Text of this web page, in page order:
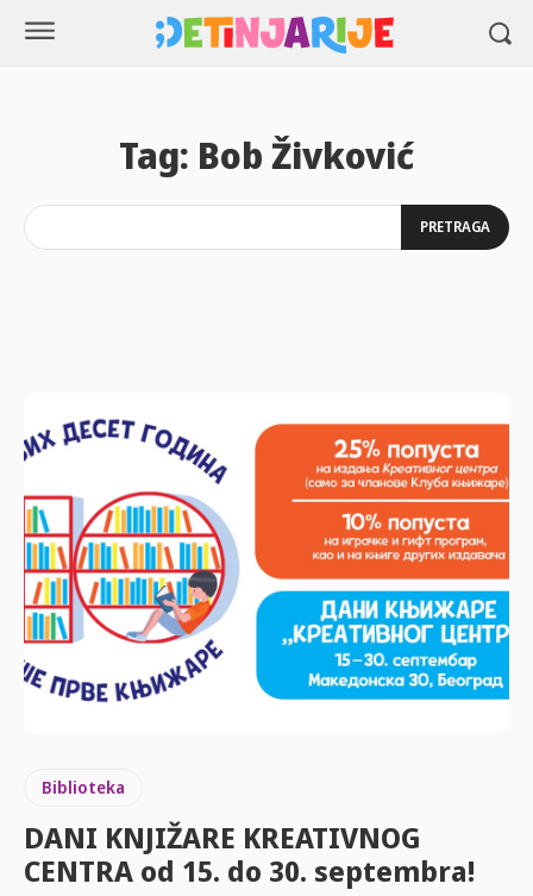
Tag: Bob Živković
PRETRAGA
Biblioteka
DANI KNJIŽARE KREATIVNOG
CENTRA od 15. do 30. septembra!